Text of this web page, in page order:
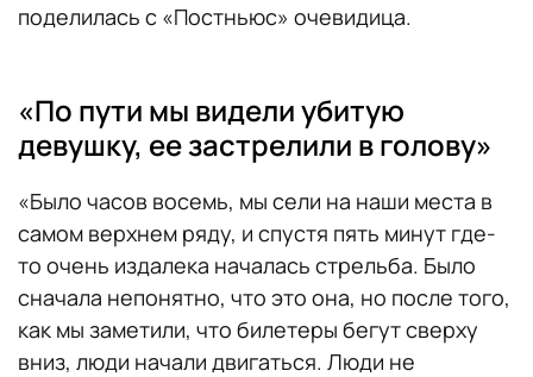
поделилась с «Постньюс» очевидица.
«По пути мы видели убитую
девушку, ее застрелили в голову»
«Было часов восемь, мы сели на наши места в
самом верхнем ряду, и спустя пять минут где-
то очень издалека началась стрельба. Было
сначала непонятно, что это она, но после того,
как мы заметили, что билетеры бегут сверху
вниз, люди начали двигаться. Люди не